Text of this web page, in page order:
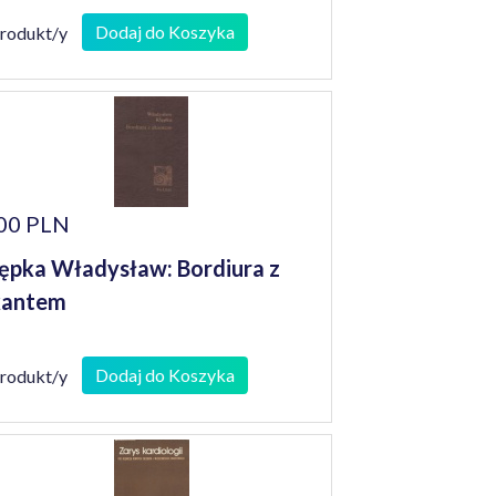
y Dodaj do Koszyka
PLN
Władysław: Bordiura z
y Dodaj do Koszyka